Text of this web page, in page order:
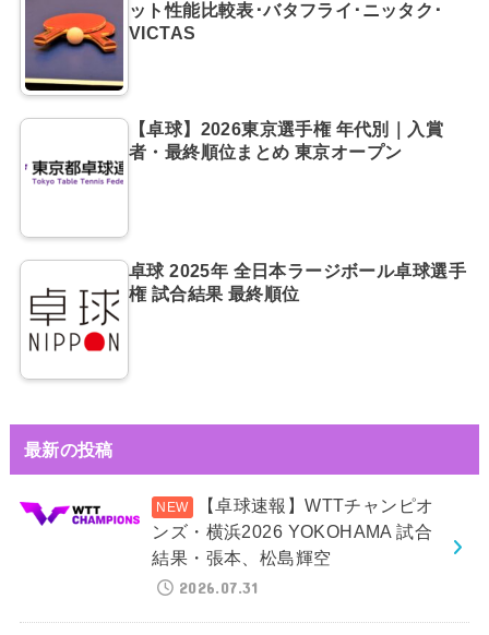
ット性能比較表･バタフライ･ニッタク･
VICTAS
【卓球】2026東京選手権 年代別｜入賞
者・最終順位まとめ 東京オープン
卓球 2025年 全日本ラージボール卓球選手
権 試合結果 最終順位
最新の投稿
【卓球速報】WTTチャンピオ
ンズ・横浜2026 YOKOHAMA 試合
結果・張本、松島輝空
2026.07.31